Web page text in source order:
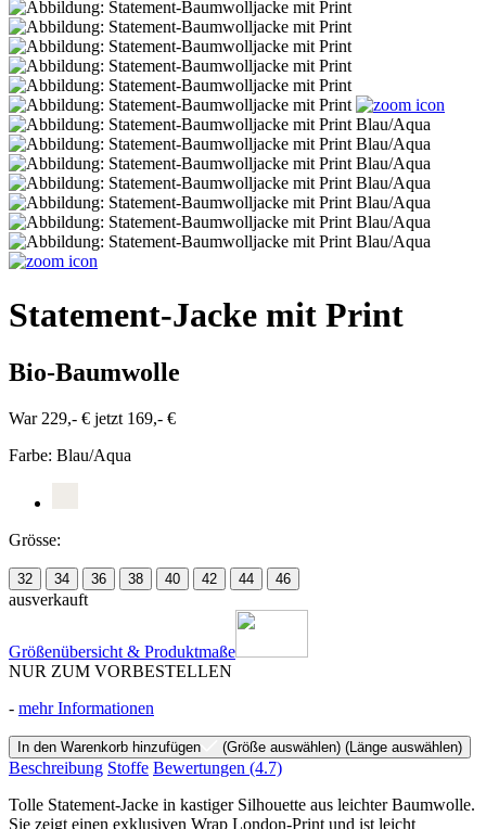
Statement-Jacke mit Print
Bio-Baumwolle
War 229,- € jetzt 169,- €
Farbe: Blau/Aqua
Grösse:
32 34 36 38 40 42 44 46
ausverkauft
Größenübersicht & Produktmaße
NUR ZUM VORBESTELLEN
- mehr Informationen
In den Warenkorb hinzufügen (Größe auswählen) (Länge auswählen)
Beschreibung Stoffe Bewertungen (4.7)
Tolle Statement-Jacke in kastiger Silhouette aus leichter Baumwolle.
Sie zeigt einen exklusiven Wrap London-Print und ist leicht